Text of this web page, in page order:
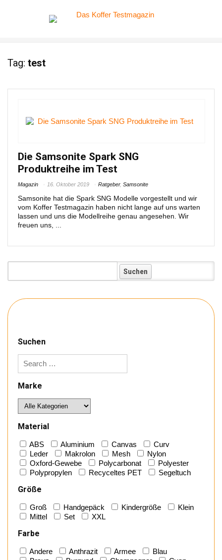
Tag: test
Die Samsonite Spark SNG
Produktreihe im Test
Magazin 16. Oktober 2019 Ratgeber, Samsonite
Samsonite hat die Spark SNG Modelle vorgestellt und wir
vom Koffer Testmagazin haben nicht lange auf uns warten
lassen und uns die Modellreihe genau angesehen. Wir
freuen uns, ...
Suchen
Marke
Material
ABS Aluminium Canvas
Curv
Leder
Makrolon Mesh
Nylon
Oxford-Gewebe
Polycarbonat
Polyester
Polypropylen
Recyceltes PET Segeltuch
Größe
Groß Handgepäck Kindergröße
Klein
Mittel
Set XXL
Farbe
Andere Anthrazit Armee
Blau